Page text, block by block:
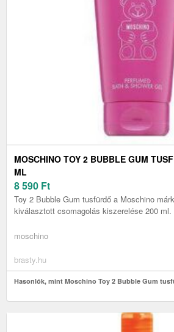
MOSCHINO TOY 2 BUBBLE GUM
ML
8 590 Ft
Toy 2 Bubble Gum tusfürdő a Moschino
kiválasztott csomagolás kiszerelése 200 ml.
moschino
brasty.hu
Hasonlók, mint Moschino Toy 2 Bubble Gum